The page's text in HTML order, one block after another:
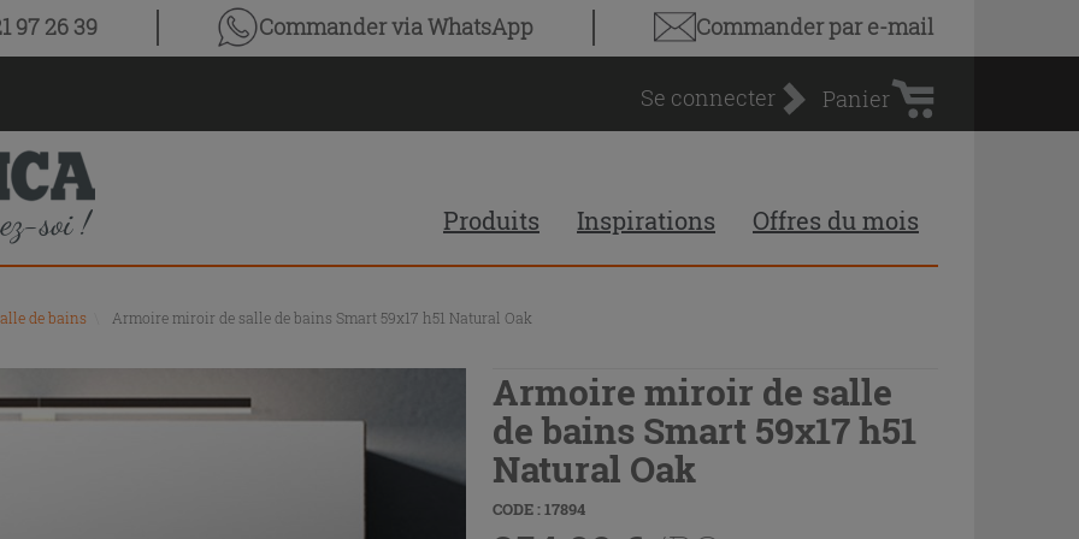
97 26 39 Commander via WhatsApp Commander par e-mail
Se connecter
d'achat
Panier
Produits Inspirations Offres du mois
de bains Armoire miroir de salle de bains Smart 59x17 h51 Natural Oak
Armoire miroir de salle
de bains Smart 59x17 h51
Natural Oak
CODE : 17894